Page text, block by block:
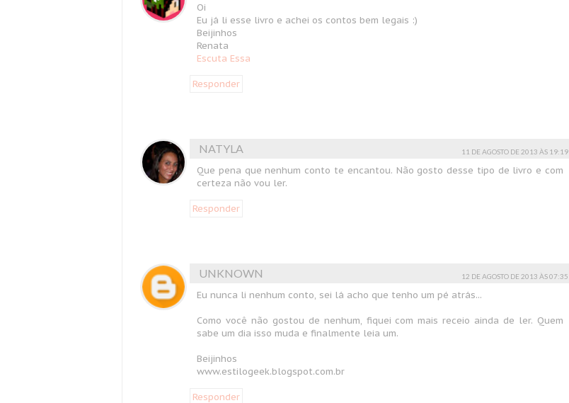
Oi
Eu já li esse livro e achei os contos bem legais :)
Beijinhos
Renata
Escuta Essa
Responder
NATYLA 11 DE AGOSTO DE 2013 ÀS 19:19
Que pena que nenhum conto te encantou. Não gosto desse tipo de livro e com
certeza não vou ler.
Responder
UNKNOWN 12 DE AGOSTO DE 2013 ÀS 07:35
Eu nunca li nenhum conto, sei lá acho que tenho um pé atrás...
Como você não gostou de nenhum, fiquei com mais receio ainda de ler. Quem
sabe um dia isso muda e finalmente leia um.
Beijinhos
www.estilogeek.blogspot.com.br
Responder